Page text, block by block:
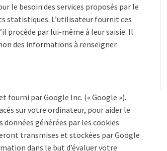
le besoin des services proposés par le
statistiques. L’utilisateur fournit ces
procède par lui-même à leur saisie. Il
des informations à renseigner.
fourni par Google Inc. (« Google »).
sur votre ordinateur, pour aider le
générées par les cookies
transmises et stockées par Google
dans le but d’évaluer votre